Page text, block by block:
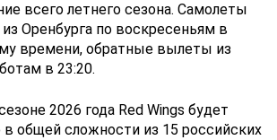
всего летнего сезона. Самолеты
Оренбурга по воскресеньям в
времени, обратные вылеты из
в 23:20.
2026 года Red Wings будет
в общей сложности из 15 российских